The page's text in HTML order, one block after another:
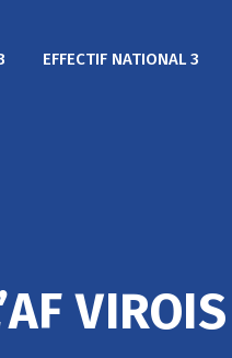
EFFECTIF NATIONAL 3